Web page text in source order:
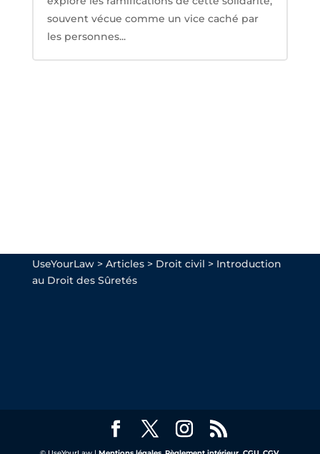
souvent vécue comme un vice caché par
les personnes...
UseYourLaw> Articles> Droit civil > Introduction
au Droit des Sûretés